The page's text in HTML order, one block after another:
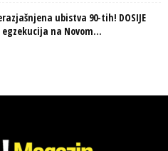
ubistva 90-tih! DOSIJE
egzekucija na Novom...